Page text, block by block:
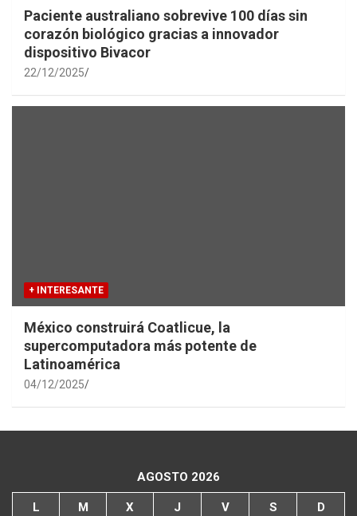
Paciente australiano sobrevive 100 días sin
corazón biológico gracias a innovador
dispositivo Bivacor
22/12/2025
+ INTERESANTE
México construirá Coatlicue, la
supercomputadora más potente de
Latinoamérica
04/12/2025
AGOSTO 2026
L M X J V S D